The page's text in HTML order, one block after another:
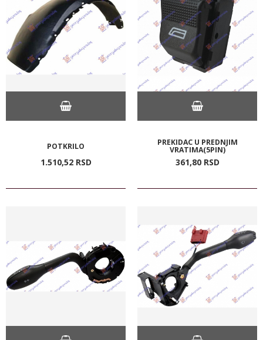
POTKRILO
1.510,52 RSD
PREKIDAC U PREDNJIM
VRATIMA(5PIN)
361,80 RSD